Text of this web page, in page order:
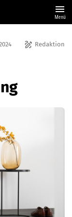
menu
Menü
draw Redaktion